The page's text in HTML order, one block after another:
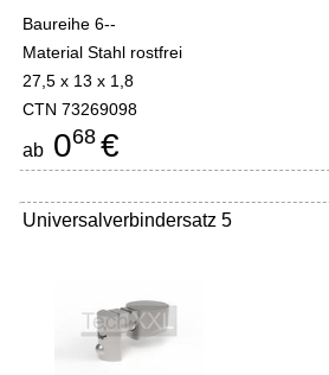
Baureihe 6--
Material Stahl rostfrei
27,5 x 13 x 1,8
CTN 73269098
ab 068 €
Universalverbindersatz 5